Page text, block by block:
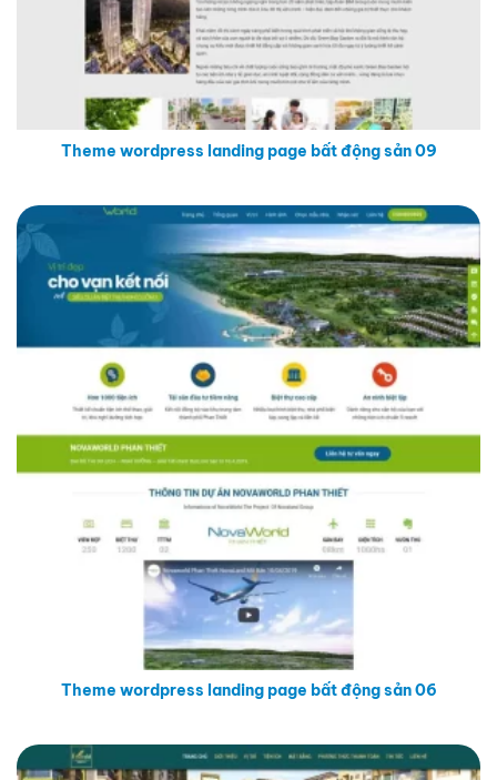
Theme wordpress landing page bất động sản 09
Theme wordpress landing page bất động sản 06